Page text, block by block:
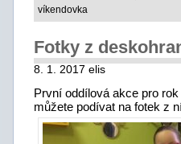
víkendovka
Fotky z
8. 1. 2017 elis
První oddílová akce pro
můžete podívat na fotek z